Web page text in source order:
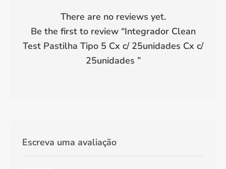
There are no reviews yet.
Be the first to review “Integrador Clean
Test Pastilha Tipo 5 Cx c/ 25unidades Cx c/
25unidades ”
Escreva uma avaliação